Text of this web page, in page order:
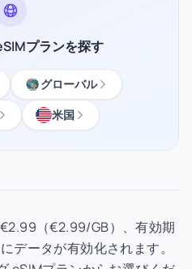
プランを探す
グローバル
米国
€2.99（€2.99/GB）、有効期
データが有効化されます。